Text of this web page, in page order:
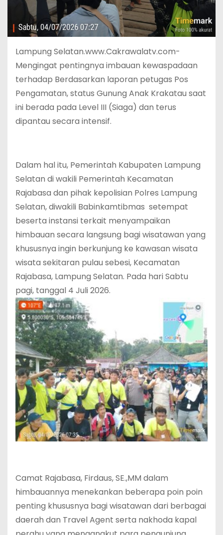
Lampung Selatan.www.Cakrawalatv.com-
Mengingat pentingnya imbauan kewaspadaan
terhadap Berdasarkan laporan petugas Pos
Pengamatan, status Gunung Anak Krakatau saat
ini berada pada Level III (Siaga) dan terus
dipantau secara intensif.
‎Dalam hal itu, Pemerintah Kabupaten Lampung
Selatan di wakili Pemerintah Kecamatan
Rajabasa dan pihak kepolisian Polres Lampung
Selatan, diwakili Babinkamtibmas setempat
beserta instansi terkait menyampaikan
himbauan secara langsung bagi wisatawan yang
khususnya ingin berkunjung ke kawasan wisata
wisata sekitaran pulau sebesi, Kecamatan
Rajabasa, Lampung Selatan. Pada hari Sabtu
pagi, tanggal 4 Juli 2026.
‎Camat Rajabasa, Firdaus, SE.,MM dalam
himbauannya menekankan beberapa poin poin
penting khususnya bagi wisatawan dari berbagai
daerah dan Travel Agent serta nakhoda kapal